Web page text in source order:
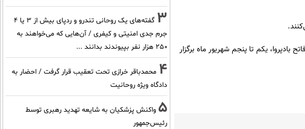
بادپروا، یکم تا پنجم شهریور ماه برگزار
3
گفته‌های یک روحانی تندرو و ردپای بیش از ۳ یا ۴
جرم جدی امنیتی و کیفری / آن‌هایی که می‌خواهند به
۲۵۰ هزار نفر بپیوندند بدانند ...
4 محمدباقر خرازی تحت تعقیب قرار گرفت / احضار به
دادگاه ویژه روحانیت
5 واکنش پزشکیان به شایعه تهدید رهبری توسط
رئیس‌جمهور